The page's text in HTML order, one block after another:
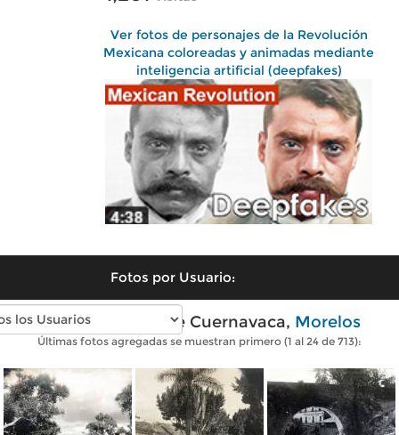
Ver fotos de personajes de la Revolución
Mexicana coloreadas y animadas mediante
inteligencia artificial (deepfakes)
Fotos por Usuario:
Fotos antiguas de Cuernavaca, Morelos
Últimas fotos agregadas se muestran primero (1 al 24 de 713):